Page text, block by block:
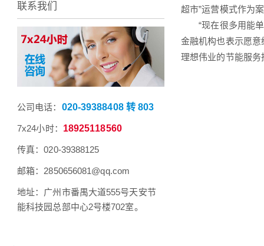
超市”运营模式作为
“现在很多用能单
金融机构也表示愿
理想伟业的节能服务
联系我们
公司电话： 020-39388408 转 803
7x24小时： 18925118560
传真：020-39388125
邮箱：2850656081@qq.com
地址：广州市番禺大道555号天安节
能科技园总部中心2号楼702室。